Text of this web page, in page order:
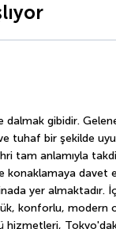
gibidir.
ve tuhaf bir şekilde
tam anlamıyla
konaklamaya davet
yer almaktadır.
konforlu, modern
hizmetleri,